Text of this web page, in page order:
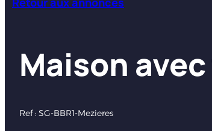
Maison
Ref : SG-BBR1-Mezieres